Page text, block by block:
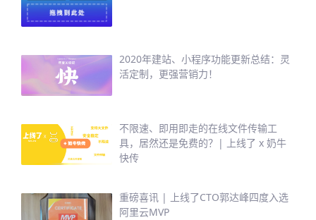
2020年建站、小程序功能更新总结：灵
活定制，更强营销力！
不限速、即用即走的在线文件传输工
具，居然还是免费的？| 上线了 x 奶牛
快传
重磅喜讯 | 上线了CTO郭达峰四度入选
阿里云MVP